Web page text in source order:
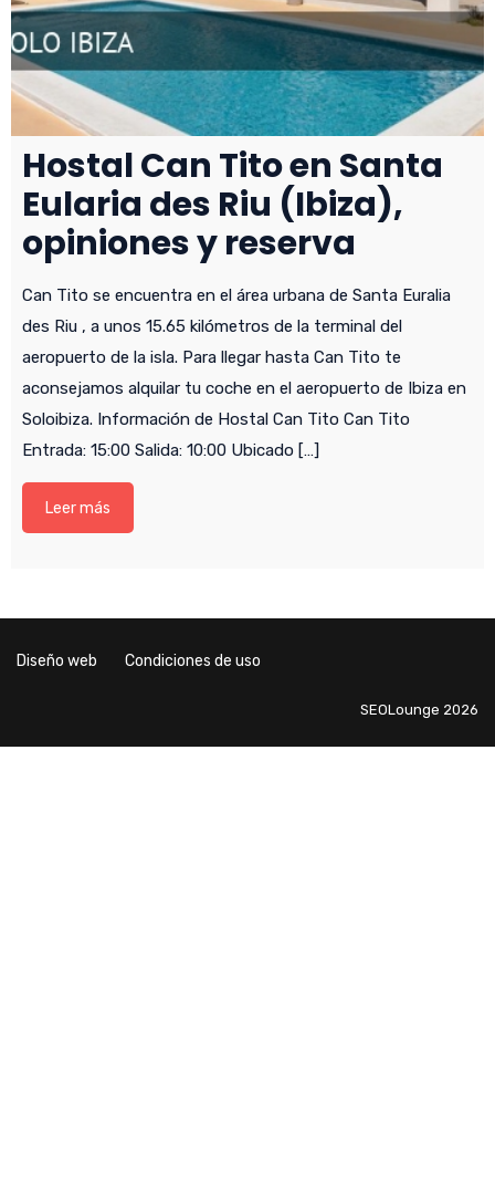
Hostal Can Tito en Santa
Eularia des Riu (Ibiza),
opiniones y reserva
Can Tito se encuentra en el área urbana de Santa Euralia
des Riu , a unos 15.65 kilómetros de la terminal del
aeropuerto de la isla. Para llegar hasta Can Tito te
aconsejamos alquilar tu coche en el aeropuerto de Ibiza en
Soloibiza. Información de Hostal Can Tito Can Tito
Entrada: 15:00 Salida: 10:00 Ubicado […]
Leer más
Diseño web Condiciones de uso
SEOLounge 2026